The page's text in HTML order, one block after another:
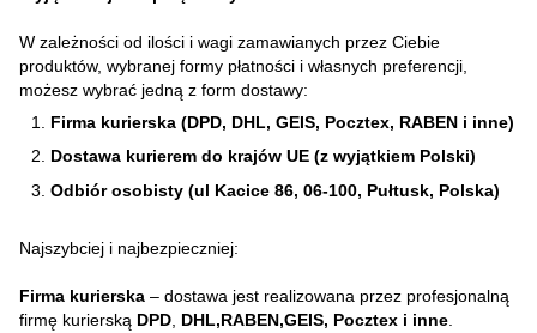
W zależności od ilości i wagi zamawianych przez Ciebie
produktów, wybranej formy płatności i własnych preferencji,
możesz wybrać jedną z form dostawy:
Firma kurierska (DPD, DHL, GEIS, Pocztex, RABEN i inne)
Dostawa kurierem do krajów UE (z wyjątkiem Polski)
Odbiór osobisty (ul Kacice 86, 06-100, Pułtusk, Polska)
Najszybciej i najbezpieczniej:
Firma kurierska – dostawa jest realizowana przez profesjonalną
firmę kurierską DPD DHL,RABEN,GEIS, Pocztex i inne